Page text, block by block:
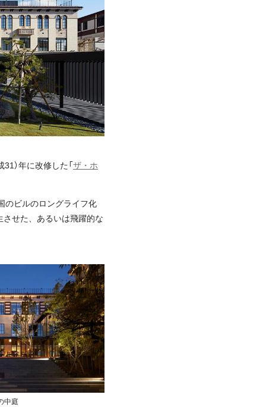
）年に改修した「ザ・ホ
のビルのロングライフ化
せた、あるいは飛躍的な
中庭